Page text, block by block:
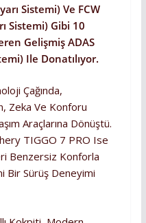
Sistemi) Ve FCW
Sistemi) Gibi 10
Gelişmiş ADAS
Ile Donatılıyor.
Çağında,
Zeka Ve Konforu
Araçlarına Dönüştü.
TIGGO 7 PRO Ise
Benzersiz Konforla
Bir Sürüş Deneyimi